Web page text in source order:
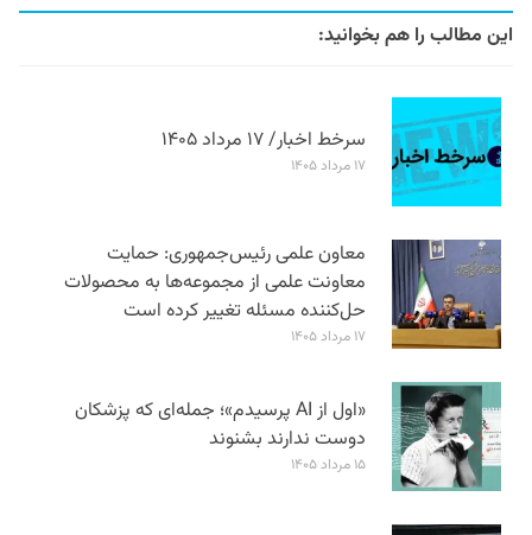
این مطالب را هم بخوانید:
سرخط اخبار/ ۱۷ مرداد ۱۴۰۵
۱۷ مرداد ۱۴۰۵
معاون علمی رئیس‌جمهوری: حمایت
معاونت علمی از مجموعه‌ها به محصولات
حل‌کننده مسئله تغییر کرده است
۱۷ مرداد ۱۴۰۵
«اول از AI پرسیدم»؛ جمله‌ای که پزشکان
دوست ندارند بشنوند
۱۵ مرداد ۱۴۰۵